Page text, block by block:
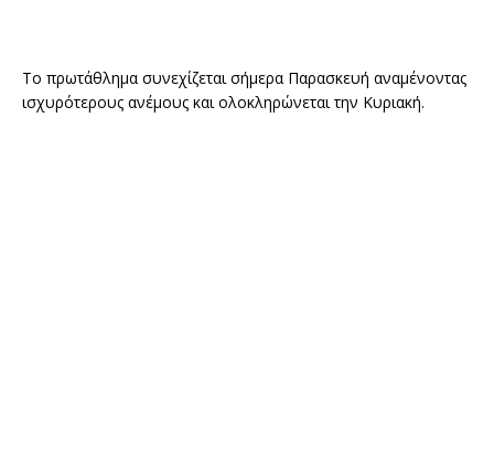
Το πρωτάθλημα συνεχίζεται σήμερα Παρασκευή αναμένοντας
ισχυρότερους ανέμους και ολοκληρώνεται την Κυριακή.